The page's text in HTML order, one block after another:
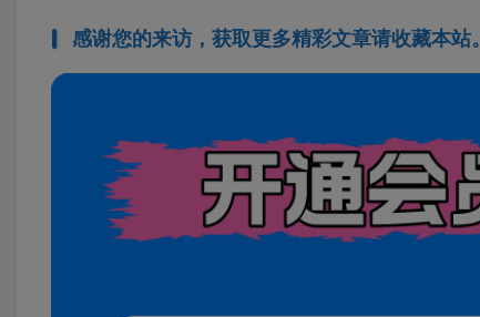
感谢您的来访，获取更多精彩文章请收藏本站。